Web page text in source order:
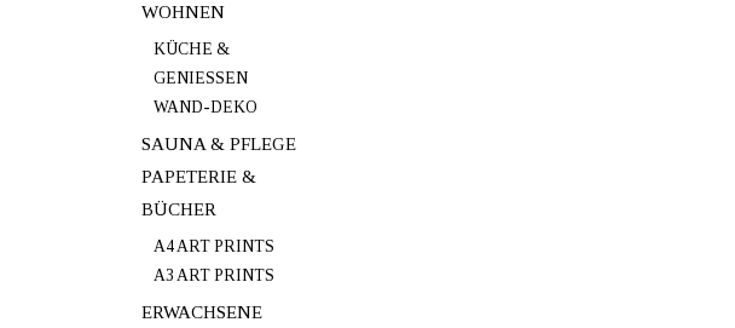
WOHNEN
KÜCHE &
GENIESSEN
WAND-DEKO
SAUNA & PFLEGE
PAPETERIE &
BÜCHER
A4 ART PRINTS
A3 ART PRINTS
ERWACHSENE